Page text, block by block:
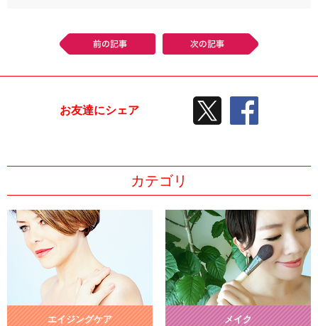
前の記事
お友達にシェア
TWEETする
カテゴリ
エイジングケア メイク